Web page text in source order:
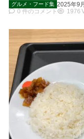
2025年9
グルメ・フード集
0 件のコメント 1976